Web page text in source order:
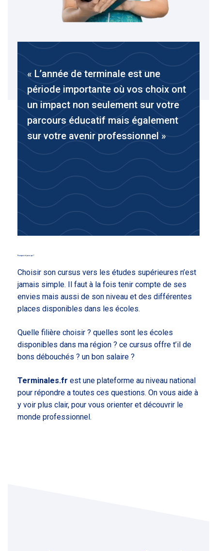
Pourquoi et pour qui ?
Choisir son cursus vers les études supérieures n’est
jamais simple. Il faut à la fois tenir compte de ses
envies mais aussi de son niveau et des différentes
places disponibles dans les écoles.
Quelle filière choisir ? quelles sont les écoles
disponibles dans ma région ? ce cursus offre t’il de
bons débouchés ? un bon salaire ?
Terminales.fr est une plateforme au niveau national
pour répondre a toutes ces questions. On vous aide à
y voir plus clair, pour vous orienter et découvrir le
monde professionnel.
« L’année de terminale est une
période importante où vos choix ont
un impact non seulement sur votre
parcours éducatif mais également
sur votre avenir professionnel »